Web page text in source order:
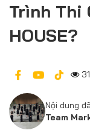
Trình Thi
HOUSE?
Nội dung
Team